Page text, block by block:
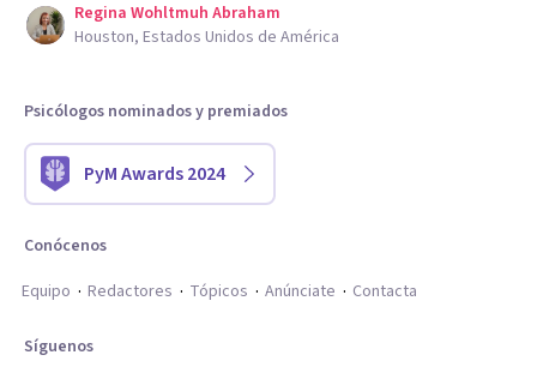
Regina Wohltmuh Abraham
Houston, Estados Unidos de América
Psicólogos nominados y premiados
PyM Awards 2024
Conócenos
Equipo
Redactores Tópicos Anúnciate Contacta
Síguenos